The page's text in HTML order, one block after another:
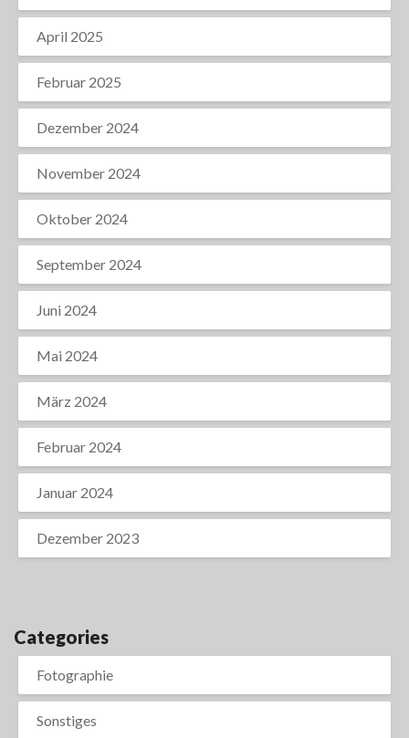
April 2025
Februar 2025
Dezember 2024
November 2024
Oktober 2024
September 2024
Juni 2024
Mai 2024
März 2024
Februar 2024
Januar 2024
Dezember 2023
Categories
Fotographie
Sonstiges